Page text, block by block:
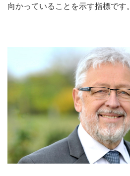
向かっていることを示す指標です。